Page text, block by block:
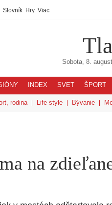
Slovník Hry Viac
Sobota, 8.
INDEX SVET ŠPORT
rodina Life style Bývanie
na